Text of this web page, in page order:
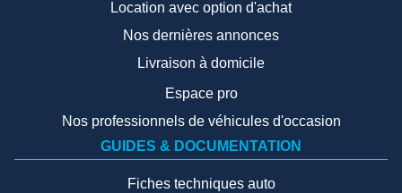
Location avec option d'achat
Nos dernières annonces
Livraison à domicile
Espace pro
Nos professionnels de véhicules d'occasion
GUIDES & DOCUMENTATION
Fiches techniques auto